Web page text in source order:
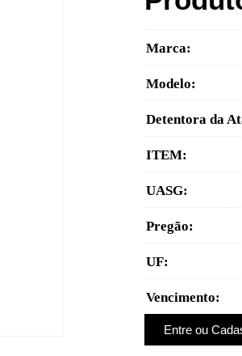
Marca:
Modelo:
Detentora da
ITEM:
UASG:
Pregão:
UF:
Vencimento:
Entre ou